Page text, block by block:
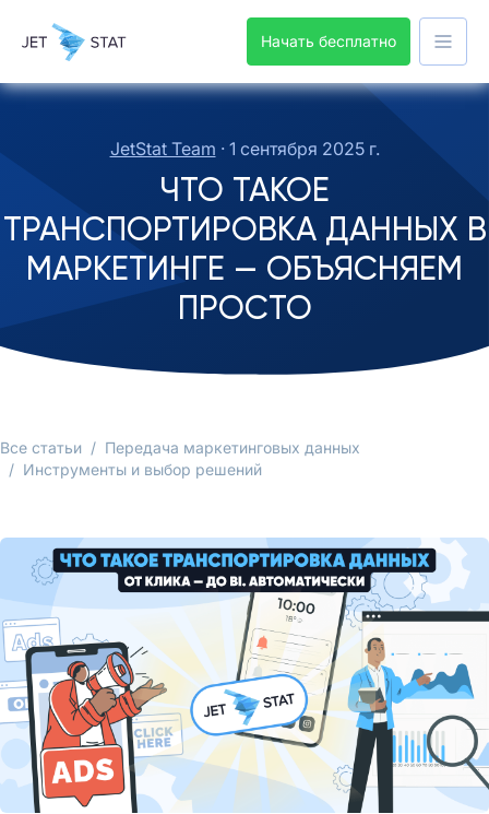
Начать бесплатно
JetStat Team · 1 сентября 2025 г.
ЧТО ТАКОЕ
ТРАНСПОРТИРОВКА ДАННЫХ В
МАРКЕТИНГЕ — ОБЪЯСНЯЕМ
ПРОСТО
Все статьи / Передача маркетинговых данных
/ Инструменты и выбор решений